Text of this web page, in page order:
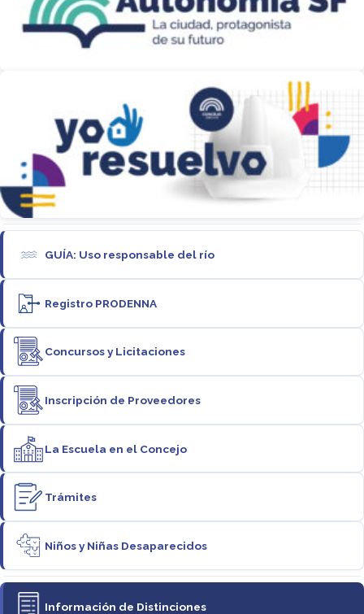
GUÍA: Uso responsable del río
Registro PRODENNA
Concursos y Licitaciones
Inscripción de Proveedores
La Escuela en el Concejo
Trámites
Niños y Niñas Desaparecidos
Información de Distinciones